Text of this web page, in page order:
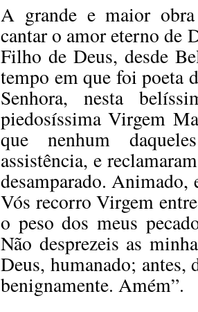
A grande e maior
cantar o amor eterno de
Filho de Deus, desde
tempo em que foi poeta
Senhora, nesta
piedosíssima Virgem
que nenhum
assistência, e
desamparado.
Vós recorro Virgem
o peso dos meus
Não desprezeis as
Deus, humanado;
benignamente. Amém”.